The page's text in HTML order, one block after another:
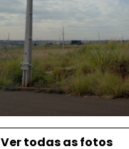
Ver todas as fotos